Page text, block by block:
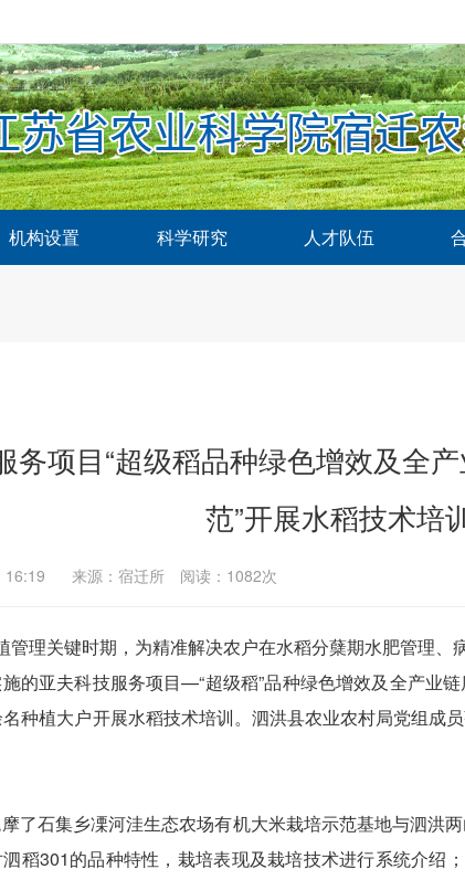
机构设置 科学研究 人才队伍
务项目“超级稻品种绿色增效及全
范”开展水稻技术培
16:19 来源：宿迁所 阅读： 1082次
管理关键时期，为精准解决农户在水稻分蘖期水肥管理
的亚夫科技服务项目—“超级稻”品种绿色增效及全产业
种植大户开展水稻技术培训。泗洪县农业农村局党组成
了石集乡凓河洼生态农场有机大米栽培示范基地与泗洪
稻301的品种特性，栽培表现及栽培技术进行系统介绍